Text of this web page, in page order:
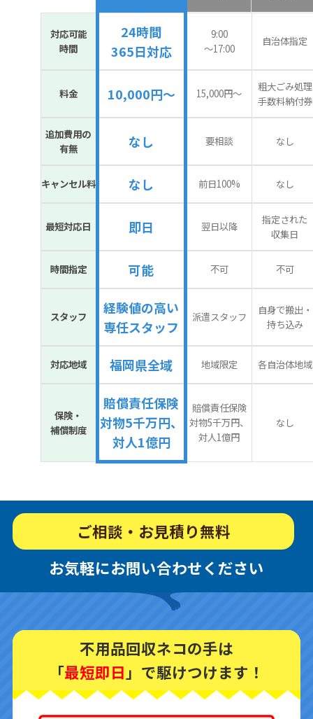
対応可能
時間
24時間
365日対応
9:00
〜17:00
自治体指定
料金 10,000円～ 15,000円〜
粗大ごみ処理
手数料納付券
追加費用の
有無
なし 要相談 なし
キャンセル料 なし 前日100% なし
最短対応日 即日 翌日以降
指定された
収集日
時間指定 可能 不可 不可
スタッフ
経験値の高い
専任スタッフ
派遣スタッフ
自身で搬出・
持ち込み
対応地域 福岡県全域 地域限定 各自治体地域
保険・
補償制度
賠償責任保険
対物5千万円、
対人1億円
賠償責任保険
対物5千万円、
対人1億円
なし
ご相談・お見積り無料
お気軽にお問い合わせください
不用品回収ネコの手は
「最短即日 」で駆けつけます！